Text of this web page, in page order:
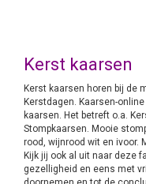
Kerst kaarsen
Kerst kaarsen horen bij de
Kerstdagen. Kaarsen-
kaarsen. Het betreft o.a.
Stompkaarsen. Mooie
rood, wijnrood wit en ivoor.
Kijk jij ook al uit naar deze
gezelligheid en eens met